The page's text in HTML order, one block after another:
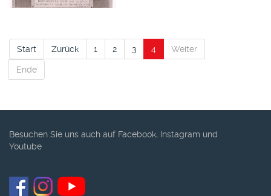
Start Zurück 1 2 3 4 Weiter
Ende
Besuchen Sie uns auch auf Facebook, Instagram und
Youtube